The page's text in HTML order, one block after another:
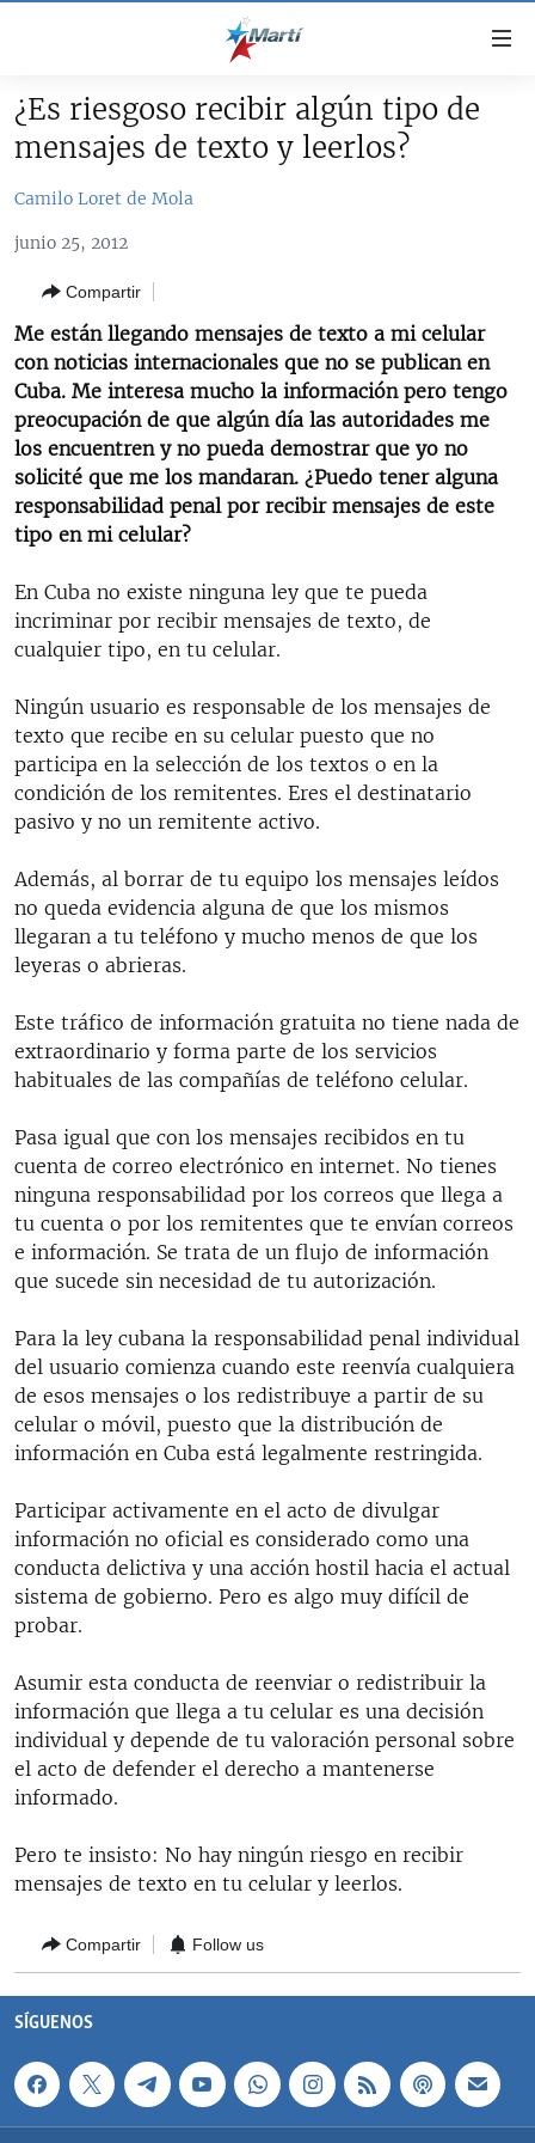
accesibilidad
contenido
navegación
principal
la
búsqueda
TITULARES
DERECHOS HUMANOS
#11JCUBA, 5 AÑOS DESPUÉS
INFORME DEL DEPARTAMENTO DE ESTADO DE EEUU
SOBRE CUBA
ESTADOS UNIDOS
ESTADOS UNIDOS
AMÉRICA 250
AMÉRICA LATINA
INMIGRACIÓN
MUNDO
DEPORTES
ARTE Y ENTRETENIMIENTO
OPINIÓN GRÁFICA
AUDIOVISUALES MARTÍ
ESPECIALES
ESPECIALES
SER VIEJO EN CUBA
KENTU-CUBANO
LOS SANTOS DE HIALEAH
LA INVASIÓN DE RUSIA A UCRANIA
MULTIMEDIA
SÍGUENOS
¿Es riesgoso recibir algún tipo de
mensajes de texto y leerlos?
Camilo Loret de Mola
junio 25, 2012
Compartir
Me están llegando mensajes de texto a mi celular
con noticias internacionales que no se publican en
Cuba. Me interesa mucho la información pero tengo
preocupación de que algún día las autoridades me
los encuentren y no pueda demostrar que yo no
solicité que me los mandaran. ¿Puedo tener alguna
responsabilidad penal por recibir mensajes de este
tipo en mi celular?
En Cuba no existe ninguna ley que te pueda
incriminar por recibir mensajes de texto, de
cualquier tipo, en tu celular.
Ningún usuario es responsable de los mensajes de
texto que recibe en su celular puesto que no
participa en la selección de los textos o en la
condición de los remitentes. Eres el destinatario
pasivo y no un remitente activo.
Además, al borrar de tu equipo los mensajes leídos
no queda evidencia alguna de que los mismos
llegaran a tu teléfono y mucho menos de que los
leyeras o abrieras.
Este tráfico de información gratuita no tiene nada de
extraordinario y forma parte de los servicios
habituales de las compañías de teléfono celular.
Pasa igual que con los mensajes recibidos en tu
cuenta de correo electrónico en internet. No tienes
ninguna responsabilidad por los correos que llega a
tu cuenta o por los remitentes que te envían correos
e información. Se trata de un flujo de información
que sucede sin necesidad de tu autorización.
Para la ley cubana la responsabilidad penal individual
del usuario comienza cuando este reenvía cualquiera
de esos mensajes o los redistribuye a partir de su
celular o móvil, puesto que la distribución de
información en Cuba está legalmente restringida.
Participar activamente en el acto de divulgar
información no oficial es considerado como una
conducta delictiva y una acción hostil hacia el actual
sistema de gobierno. Pero es algo muy difícil de
probar.
Asumir esta conducta de reenviar o redistribuir la
información que llega a tu celular es una decisión
individual y depende de tu valoración personal sobre
el acto de defender el derecho a mantenerse
informado.
Pero te insisto: No hay ningún riesgo en recibir
mensajes de texto en tu celular y leerlos.
Compartir Follow us
SÍGUENOS